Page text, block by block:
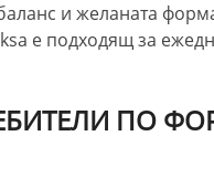
и желаната
е подходящ за
ПО